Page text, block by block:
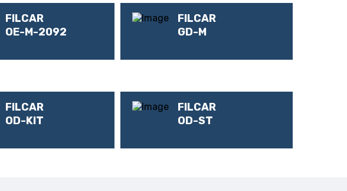
FILCAR
OE-M-2092
FILCAR
GD-M
FILCAR
OD-KIT
FILCAR
OD-ST